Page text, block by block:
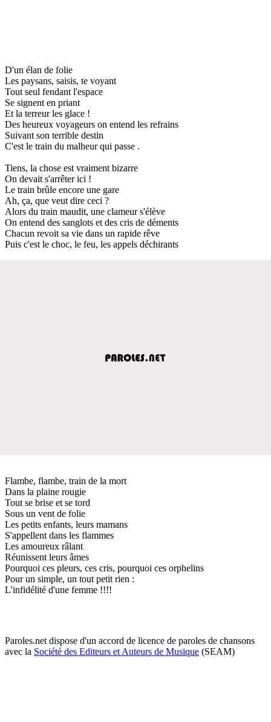
D'un élan de folie
Les paysans, saisis, te voyant
Tout seul fendant l'espace
Se signent en priant
Et la terreur les glace !
Des heureux voyageurs on entend les refrains
Suivant son terrible destin
C'est le train du malheur qui passe .
Tiens, la chose est vraiment bizarre
On devait s'arrêter ici !
Le train brûle encore une gare
Ah, ça, que veut dire ceci ?
Alors du train maudit, une clameur s'élève
On entend des sanglots et des cris de déments
Chacun revoit sa vie dans un rapide rêve
Puis c'est le choc, le feu, les appels déchirants
Flambe, flambe, train de la mort
Dans la plaine rougie
Tout se brise et se tord
Sous un vent de folie
Les petits enfants, leurs mamans
S'appellent dans les flammes
Les amoureux râlant
Réunissent leurs âmes
Pourquoi ces pleurs, ces cris, pourquoi ces orphelins
Pour un simple, un tout petit rien :
L'infidélité d'une femme !!!!
Paroles.net dispose d'un accord de licence de paroles de chansons
avec la Société des Editeurs et Auteurs de Musique (SEAM)